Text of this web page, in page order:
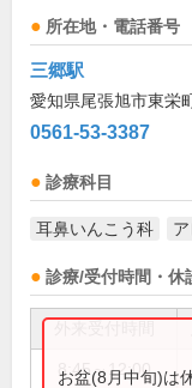
所在地・電話番号
三郷駅
愛知県尾張旭市東栄
0561-53-3387
診療科目
耳鼻いんこう科
診療/受付時間・休
8:45～12:00
お盆(8月中旬)は